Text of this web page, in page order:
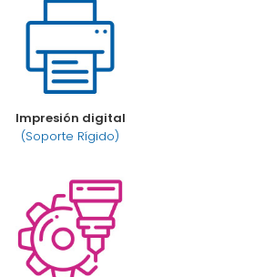
Impresión digital
(Soporte Rígido)